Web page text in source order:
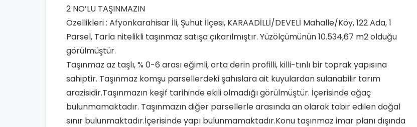
2 NO’LU TAŞINMAZIN
Özellikleri : Afyonkarahisar İli, Şuhut İlçesi, KARAADİLLİ/DEVELİ Mahalle/Köy, 122 Ada, 1
Parsel, Tarla nitelikli taşınmaz satışa çıkarılmıştır. Yüzölçümünün 10.534,67 m2 olduğu
görülmüştür.
Taşınmaz az taşlı, % 0-6 arası eğimli, orta derin profilli, killi-tınlı bir toprak yapısına
sahiptir. Taşınmaz komşu parsellerdeki şahıslara ait kuyulardan sulanabilir tarım
arazisidir.Taşınmazın keşif tarihinde ekili olmadığı görülmüştür. İçerisinde ağaç
bulunmamaktadır. Taşınmazın diğer parsellerle arasında an olarak tabir edilen doğal
sınır bulunmaktadır.İçerisinde yapı bulunmamaktadır.Konu taşınmaz imar planı dışında